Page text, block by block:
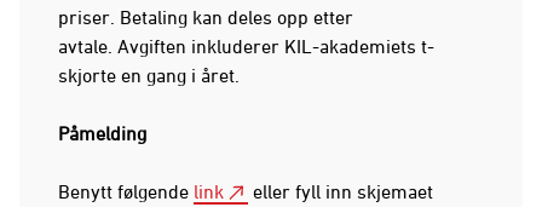
priser. Betaling kan deles opp etter
avtale. Avgiften inkluderer KIL-akademiets t-
skjorte en gang i året.
Påmelding
Benytt følgende link
eller fyll inn skjemaet